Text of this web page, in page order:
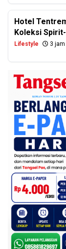
Hotel
Koleksi
Lifestyle 3